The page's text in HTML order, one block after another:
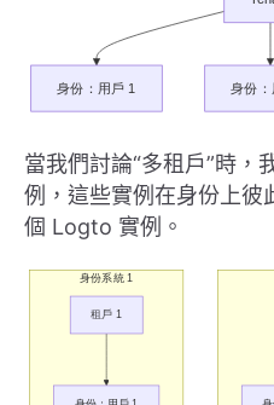
當我們討論“多租戶”時
例，這些實例在身份上彼
個 Logto 實例。